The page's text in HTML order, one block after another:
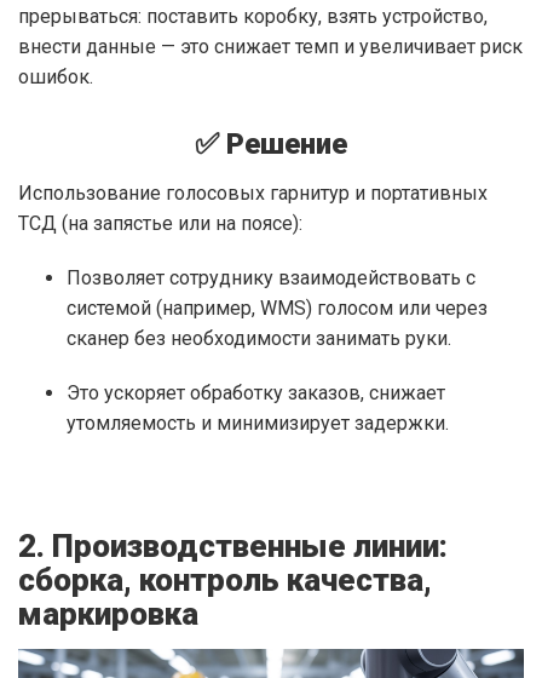
прерываться: поставить коробку, взять устройство,
внести данные — это снижает темп и увеличивает риск
ошибок.
✅ Решение
Использование голосовых гарнитур и портативных
ТСД (на запястье или на поясе):
Позволяет сотруднику взаимодействовать с
системой (например, WMS) голосом или через
сканер без необходимости занимать руки.
Это ускоряет обработку заказов, снижает
утомляемость и минимизирует задержки.
2. Производственные линии:
сборка, контроль качества,
маркировка